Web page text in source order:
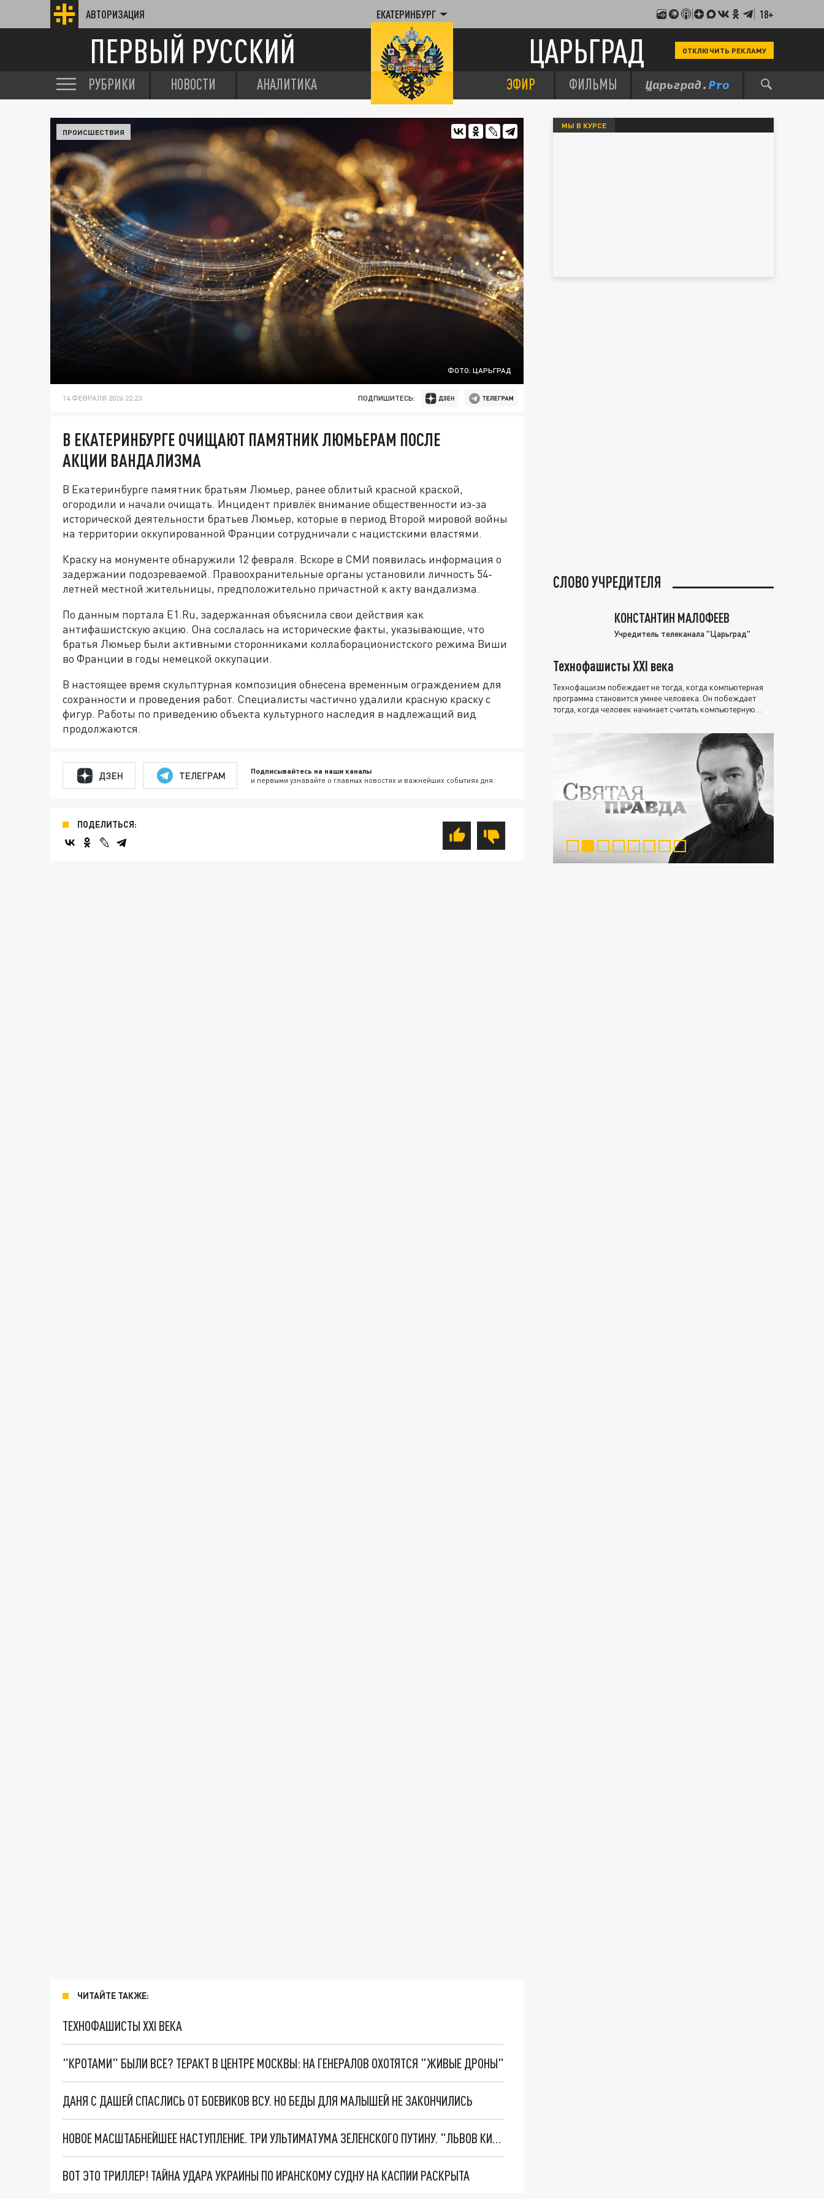
АВТОРИЗАЦИЯ ЕКАТЕРИНБУРГ 18+
ПЕРВЫЙ РУССКИЙ ЦАРЬГРАД ОТКЛЮЧИТЬ РЕКЛАМУ
РУБРИКИ НОВОСТИ АНАЛИТИКА ЭФИР ФИЛЬМЫ
ФОТО: ЦАРЬГРАД
ПРОИСШЕСТВИЯ
14 ФЕВРАЛЯ 2026 22:23 ПОДПИШИТЕСЬ:
В ЕКАТЕРИНБУРГЕ ОЧИЩАЮТ ПАМЯТНИК ЛЮМЬЕРАМ ПОСЛЕ
АКЦИИ ВАНДАЛИЗМА
В Екатеринбурге памятник братьям Люмьер, ранее облитый красной краской,
огородили и начали очищать. Инцидент привлёк внимание общественности из-за
исторической деятельности братьев Люмьер, которые в период Второй мировой войны
на территории оккупированной Франции сотрудничали с нацистскими властями.
Краску на монументе обнаружили 12 февраля. Вскоре в СМИ появилась информация о
задержании подозреваемой. Правоохранительные органы установили личность 54-
летней местной жительницы, предположительно причастной к акту вандализма.
По данным портала E1.Ru, задержанная объяснила свои действия как
антифашистскую акцию. Она сослалась на исторические факты, указывающие, что
братья Люмьер были активными сторонниками коллаборационистского режима Виши
во Франции в годы немецкой оккупации.
В настоящее время скульптурная композиция обнесена временным ограждением для
сохранности и проведения работ. Специалисты частично удалили красную краску с
фигур. Работы по приведению объекта культурного наследия в надлежащий вид
продолжаются.
ДЗЕН ТЕЛЕГРАМ Подписывайтесь на наши каналы
и первыми узнавайте о главных новостях и важнейших событиях дня.
ПОДЕЛИТЬСЯ:
ЧИТАЙТЕ ТАКЖЕ:
ТЕХНОФАШИСТЫ XXI ВЕКА
"КРОТАМИ" БЫЛИ ВСЕ? ТЕРАКТ В ЦЕНТРЕ МОСКВЫ: НА ГЕНЕРАЛОВ ОХОТЯТСЯ "ЖИВЫЕ ДРОНЫ"
ДАНЯ С ДАШЕЙ СПАСЛИСЬ ОТ БОЕВИКОВ ВСУ. НО БЕДЫ ДЛЯ МАЛЫШЕЙ НЕ ЗАКОНЧИЛИСЬ
НОВОЕ МАСШТАБНЕЙШЕЕ НАСТУПЛЕНИЕ. ТРИ УЛЬТИМАТУМА ЗЕЛЕНСКОГО ПУТИНУ. "ЛЬВОВ КИМА" ПОСТАВЯТ НА ПВО? ГЛОБАЛЬНЫЙ ПРОРЫВ ПОД ЗАПОРОЖЬЕМ
ВОТ ЭТО ТРИЛЛЕР! ТАЙНА УДАРА УКРАИНЫ ПО ИРАНСКОМУ СУДНУ НА КАСПИИ РАСКРЫТА
МЫ В КУРСЕ
СЛОВО УЧРЕДИТЕЛЯ
КОНСТАНТИН МАЛОФЕЕВ
Учредитель телеканала "Царьград"
Технофашисты XXI века
Технофашизм побеждает не тогда, когда компьютерная
программа становится умнее человека. Он побеждает
тогда, когда человек начинает считать компьютерную